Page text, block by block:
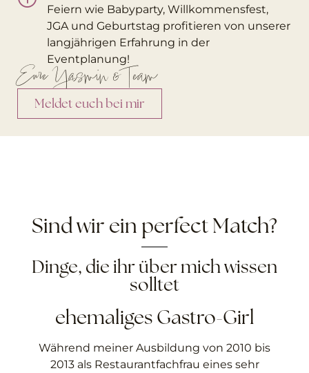
Feiern wie Babyparty, Willkommensfest,
JGA und Geburtstag profitieren von unserer
langjährigen Erfahrung in der
Eventplanung!
Eure Yasmin & Team
Meldet euch bei mir
Sind wir ein perfect Match?
Dinge, die ihr über mich wissen
solltet
ehemaliges Gastro-Girl
Während meiner Ausbildung von 2010 bis
2013 als Restaurantfachfrau eines sehr